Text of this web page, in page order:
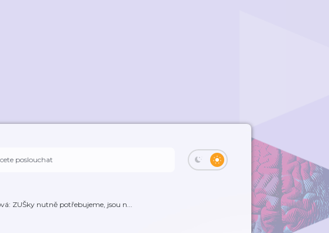
ZUŠky nutně potřebujeme, jsou n...